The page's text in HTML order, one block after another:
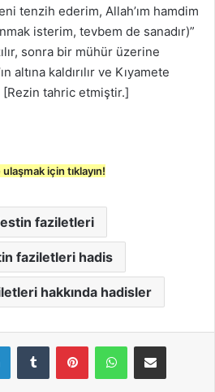
tenzih ederim, Allah’ım hamdim
isterim, tevbem de sanadır)”
sonra bir mühür üzerine
altına kaldırılır ve Kıyamete
[Rezin tahric etmiştir.]
için tıklayın!
faziletleri
faziletleri hadis
hakkında hadisler